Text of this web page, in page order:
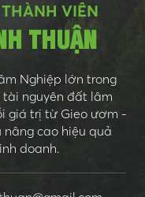
VIÊN
THUẬN
Nghiệp lớn trong
nguyên đất lâm
giá trị từ Gieo ươm -
nâng cao hiệu quả
doanh.